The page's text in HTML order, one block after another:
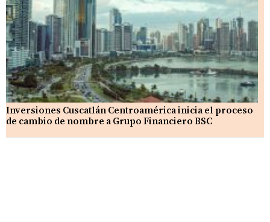
Inversiones Cuscatlán Centroamérica inicia el proceso
de cambio de nombre a Grupo Financiero BSC